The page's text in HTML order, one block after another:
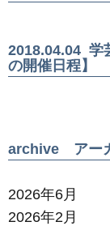
2018.04.04 学
の開催日程】
archive アー
2026年6月
2026年2月